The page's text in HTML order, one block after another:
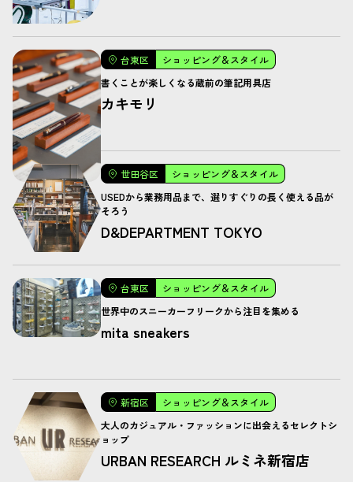
台東区
ショッピング＆スタイル
書くことが楽しくなる蔵前の筆記用具店
カキモリ
世田谷区
ショッピング＆スタイル
USEDから業務用品まで、選りすぐりの長く使える品が
そろう
D&DEPARTMENT TOKYO
台東区
ショッピング＆スタイル
世界中のスニーカーフリークから注目を集める
mita sneakers
新宿区
ショッピング＆スタイル
大人のカジュアル・ファッションに出会えるセレクトシ
ョップ
URBAN RESEARCH ルミネ新宿店